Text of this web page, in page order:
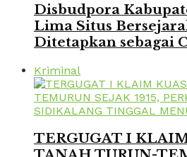
Disbudpora
Lima Situs
Ditetapkan sebagai
Kriminal
TERGUGAT I